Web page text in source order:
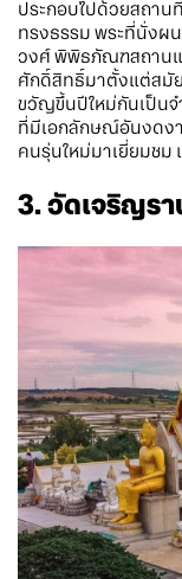
ประกอบไปด้วยสถาน
ทรงธรรม พระที่นั่งผ
วงศ์ พิพิธภัณฑสถานแ
ศักดิ์สิทธิ์มาตั้งแต่สมั
ขวัญขึ้นปีใหม่กันเป็น
ที่มีเอกลักษณ์อันงดง
คนรุ่นใหม่มาเยี่ยมชม
3. วัดเจริญร